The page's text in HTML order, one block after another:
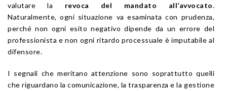
valutare la revoca del mandato all’avvocato.
Naturalmente, ogni situazione va esaminata con prudenza,
perché non ogni esito negativo dipende da un errore del
professionista e non ogni ritardo processuale è imputabile al
difensore.
I segnali che meritano attenzione sono soprattutto quelli
che riguardano la comunicazione, la trasparenza e la gestione